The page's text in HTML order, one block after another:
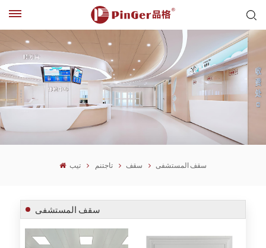
تيب تاجتنم سقف سقف المستشفى
سقف المستشفى